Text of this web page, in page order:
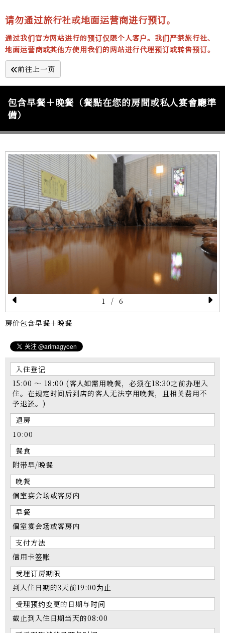
请勿通过旅行社或地面运营商进行预订。
通过我们官方网站进行的预订仅限个人客户。我们严禁旅行社、
地面运营商或其他方使用我们的网站进行代理预订或转售预订。
前往上一页
包含早餐＋晚餐（餐點在您的房間或私人宴會廳準
備）
P
re
vi
u
s
N
1 / 6
房价包含早餐＋晚餐
入住登记
15:00 ～ 18:00 (客人如需用晚餐，必须在18:30之前办理入
住。在规定时间后到店的客人无法享用晚餐，且相关费用不
予退还。)
退房
10:00
餐食
附带早/晚餐
晚餐
個室宴会场或客房内
早餐
個室宴会场或客房内
支付方法
信用卡签账
受理订房期限
到入住日期的3天前19:00为止
受理预约变更的日期与时间
截止到入住日期当天的08:00